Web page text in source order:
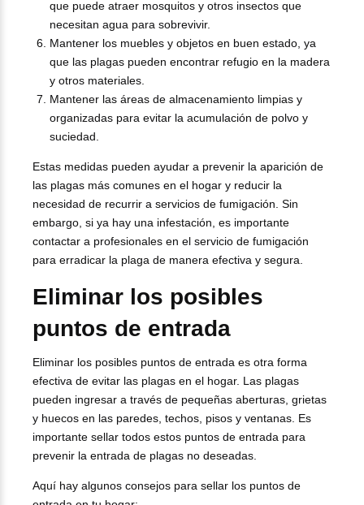
que puede atraer mosquitos y otros insectos que
necesitan agua para sobrevivir.
Mantener los muebles y objetos en buen estado, ya
que las plagas pueden encontrar refugio en la madera
y otros materiales.
Mantener las áreas de almacenamiento limpias y
organizadas para evitar la acumulación de polvo y
suciedad.
Estas medidas pueden ayudar a prevenir la aparición de
las plagas más comunes en el hogar y reducir la
necesidad de recurrir a servicios de fumigación. Sin
embargo, si ya hay una infestación, es importante
contactar a profesionales en el servicio de fumigación
para erradicar la plaga de manera efectiva y segura.
Eliminar los posibles
puntos de entrada
Eliminar los posibles puntos de entrada es otra forma
efectiva de evitar las plagas en el hogar. Las plagas
pueden ingresar a través de pequeñas aberturas, grietas
y huecos en las paredes, techos, pisos y ventanas. Es
importante sellar todos estos puntos de entrada para
prevenir la entrada de plagas no deseadas.
Aquí hay algunos consejos para sellar los puntos de